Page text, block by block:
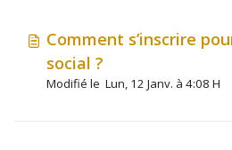
Comment s’inscrire
social ?
Modifié le Lun, 12 Janv. à 4:08 H